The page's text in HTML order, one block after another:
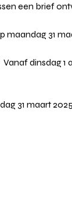
een brief
31
dinsdag 1
31 maart